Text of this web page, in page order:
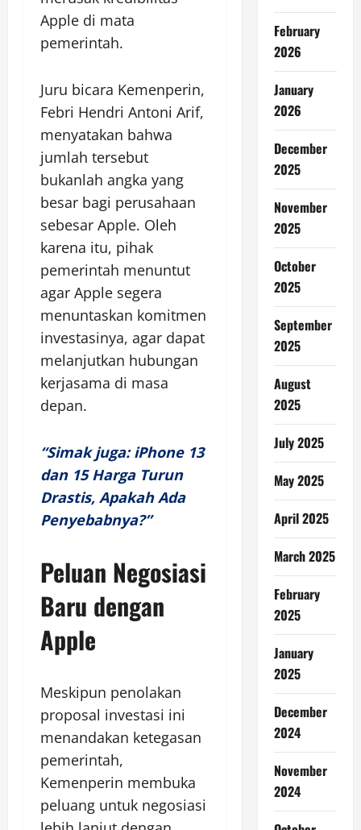
Apple di mata
pemerintah.
Juru bicara Kemenperin,
Febri Hendri Antoni Arif,
menyatakan bahwa
jumlah tersebut
bukanlah angka yang
besar bagi perusahaan
sebesar Apple. Oleh
karena itu, pihak
pemerintah menuntut
agar Apple segera
menuntaskan komitmen
investasinya, agar dapat
melanjutkan hubungan
kerjasama di masa
depan.
“Simak juga: iPhone 13
dan 15 Harga Turun
Drastis, Apakah Ada
Penyebabnya?”
Peluan Negosiasi
Baru dengan
Apple
Meskipun penolakan
proposal investasi ini
menandakan ketegasan
pemerintah,
Kemenperin membuka
peluang untuk negosiasi
February
2026
January
2026
December
2025
November
2025
October
2025
September
2025
August
2025
July 2025
May 2025
April 2025
March 2025
February
2025
January
2025
December
2024
November
2024